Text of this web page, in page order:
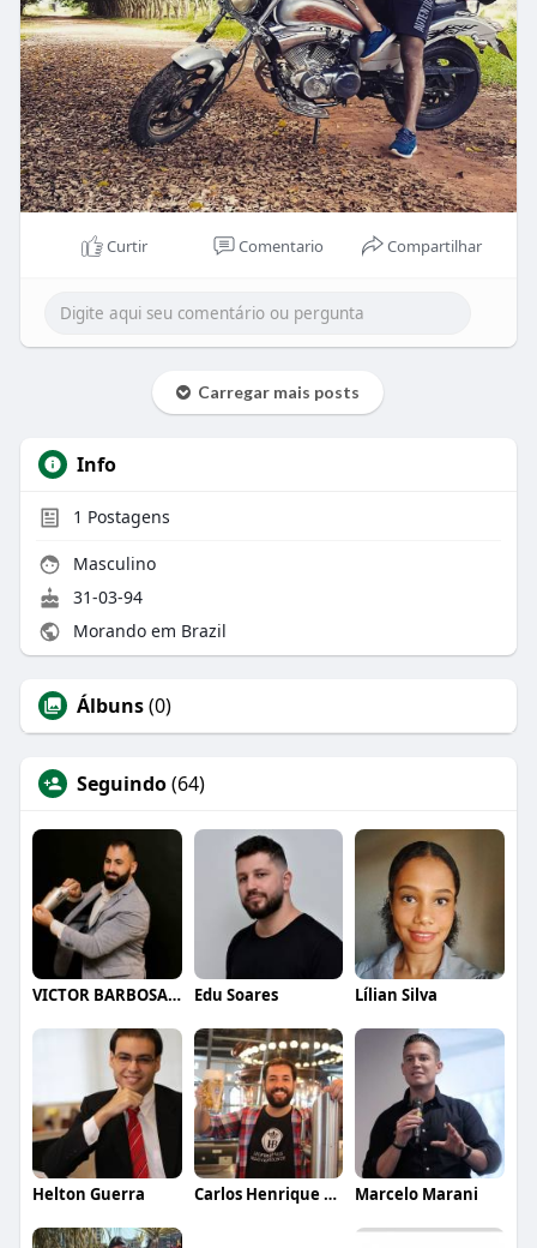
Curtir Comentario Compartilhar
Carregar mais posts
Info
1 Postagens
Masculino
31-03-94
Morando em Brazil
Álbuns(0)
Seguindo(64)
VICTOR BARBOSA QUARANTA Edu Soares Lílian Silva
Helton Guerra Carlos Henrique de Faria Vasconcelos Marcelo Marani